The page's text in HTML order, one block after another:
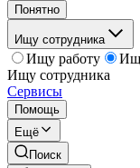
Понятно
Ищу сотрудника
Ищу работу
Ищу сотрудника
Сервисы
Помощь
Ещё
Поиск